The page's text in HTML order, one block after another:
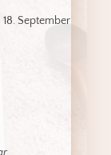
September